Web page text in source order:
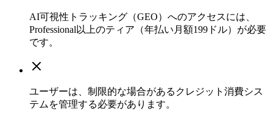
AI可視性トラッキング（GEO）へのアクセスには、
Professional以上のティア（年払い月額199ドル）が必要
です。
ユーザーは、制限的な場合があるクレジット消費シス
テムを管理する必要があります。